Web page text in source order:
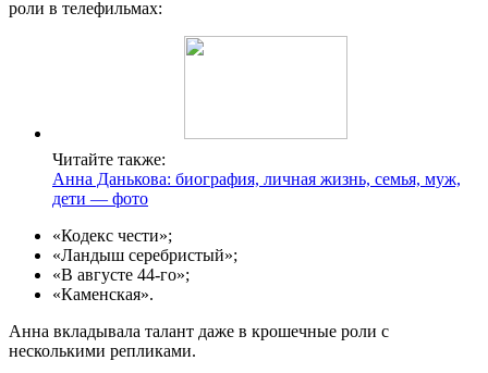
роли в телефильмах:
Читайте также:
Анна Данькова: биография, личная жизнь, семья, муж,
дети — фото
«Кодекс чести»;
«Ландыш серебристый»;
«В августе 44-го»;
«Каменская».
Анна вкладывала талант даже в крошечные роли с
несколькими репликами.